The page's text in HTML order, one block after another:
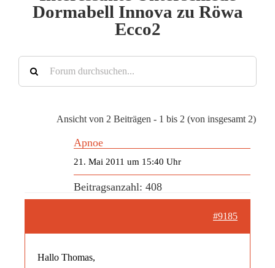
Dormabell Innova zu Röwa
Ecco2
Ansicht von 2 Beiträgen - 1 bis 2 (von insgesamt 2)
Apnoe
21. Mai 2011 um 15:40 Uhr
Beitragsanzahl: 408
#9185
Hallo Thomas,